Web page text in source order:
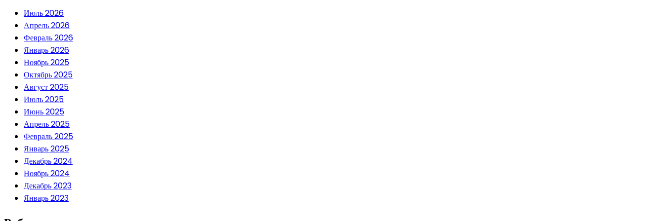
Июль 2026
Апрель 2026
Февраль 2026
Январь 2026
Ноябрь 2025
Октябрь 2025
Август 2025
Июль 2025
Июнь 2025
Апрель 2025
Февраль 2025
Январь 2025
Декабрь 2024
Ноябрь 2024
Декабрь 2023
Январь 2023